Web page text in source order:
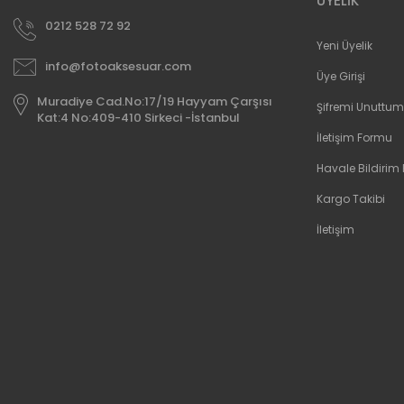
0212 528 72 92
info@fotoaksesuar.com
Muradiye Cad.No:17/19 Hayyam Çarşısı
Kat:4 No:409-410 Sirkeci -İstanbul
Yeni Üyelik
Üye Girişi
Şifremi Unuttum
İletişim Formu
Havale Bildirim
Kargo Takibi
İletişim